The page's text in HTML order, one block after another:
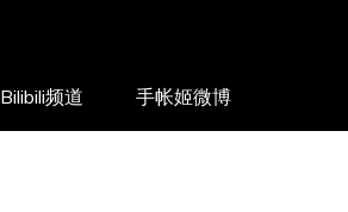
Bilibili频道 手帐姬微博